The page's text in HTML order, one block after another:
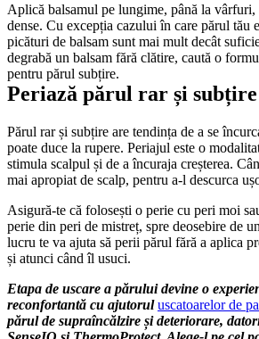
Aplică balsamul pe lungime, până la
dense. Cu excepția cazului în care părul tău
picături de balsam sunt mai mult decât
degrabă un balsam fără clătire, caută o
pentru părul subțire.
Periază părul rar și
Părul rar și subțire are tendința de a se
poate duce la rupere. Periajul este o
stimula scalpul și de a încuraja creșterea.
mai apropiat de scalp, pentru a-l descurca
Asigură-te că folosești o perie cu peri moi
perie din peri de mistreț, spre deosebire de
lucru te va ajuta să perii părul fără a aplica
și atunci când îl usuci.
Etapa de uscare a părului devine o
reconfortantă cu ajutorul uscatoarelor de
părul de supraîncălzire și deteriorare,